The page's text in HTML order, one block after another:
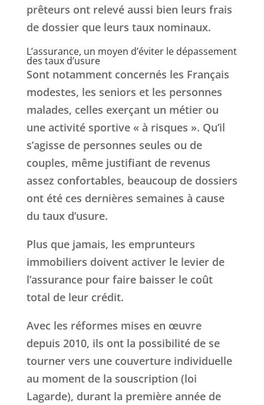
prêteurs ont relevé aussi bien leurs frais
de dossier que leurs taux nominaux.
L’assurance, un moyen d’éviter le dépassement
des taux d’usure
Sont notamment concernés les Français
modestes, les seniors et les personnes
malades, celles exerçant un métier ou
une activité sportive « à risques ». Qu’il
s’agisse de personnes seules ou de
couples, même justifiant de revenus
assez confortables, beaucoup de dossiers
ont été ces dernières semaines à cause
du taux d’usure.
Plus que jamais, les emprunteurs
immobiliers doivent activer le levier de
l’assurance pour faire baisser le coût
total de leur crédit.
Avec les réformes mises en œuvre
depuis 2010, ils ont la possibilité de se
tourner vers une couverture individuelle
au moment de la souscription (loi
Lagarde), durant la première année de